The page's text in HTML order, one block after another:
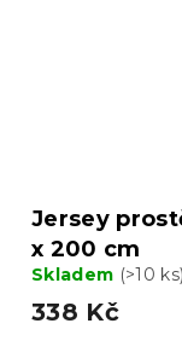
Jersey
x 200 cm
Skladem (>10 ks)
338 Kč